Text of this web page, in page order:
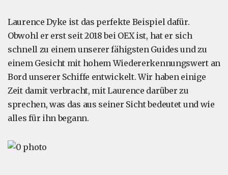
Laurence Dyke ist das perfekte Beispiel dafür.
Obwohl er erst seit 2018 bei OEX ist, hat er sich
schnell zu einem unserer fähigsten Guides und zu
einem Gesicht mit hohem Wiedererkennungswert an
Bord unserer Schiffe entwickelt. Wir haben einige
Zeit damit verbracht, mit Laurence darüber zu
sprechen, was das aus seiner Sicht bedeutet und wie
alles für ihn begann.